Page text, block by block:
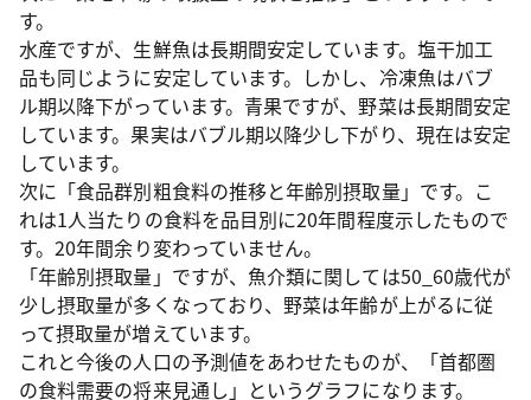
す。
水産ですが、生鮮魚は長期間安定しています。塩干加工
品も同じように安定しています。しかし、冷凍魚はバブ
ル期以降下がっています。青果ですが、野菜は長期間安定
しています。果実はバブル期以降少し下がり、現在は安定
しています。
次に「食品群別粗食料の推移と年齢別摂取量」です。こ
れは1人当たりの食料を品目別に20年間程度示したもので
す。20年間余り変わっていません。
「年齢別摂取量」ですが、魚介類に関しては50_60歳代が
少し摂取量が多くなっており、野菜は年齢が上がるに従
って摂取量が増えています。
これと今後の人口の予測値をあわせたものが、「首都圏
の食料需要の将来見通し」というグラフになります。